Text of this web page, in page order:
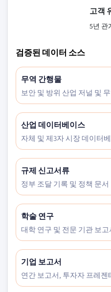
고객
5년 관
검증된 데이터 소스
무역 간행물
보안 및 방위 산업 저널 및
산업 데이터베이스
자체 및 제3자 시장 데이터
규제 신고서류
정부 조달 기록 및 정책 문서
학술 연구
대학 연구 및 전문 기관 보고
기업 보고서
연간 보고서, 투자자 프레젠